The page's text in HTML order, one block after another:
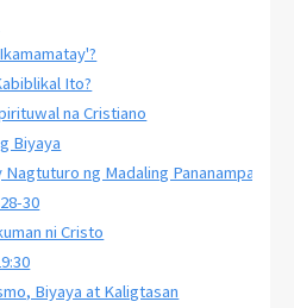
Ito?
na Cristiano
Biyaya
Nagtuturo ng Madaling
30
ni Cristo
Biyaya at Kaligtasan